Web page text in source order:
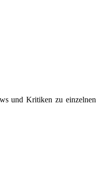
und Kritiken zu einzelnen